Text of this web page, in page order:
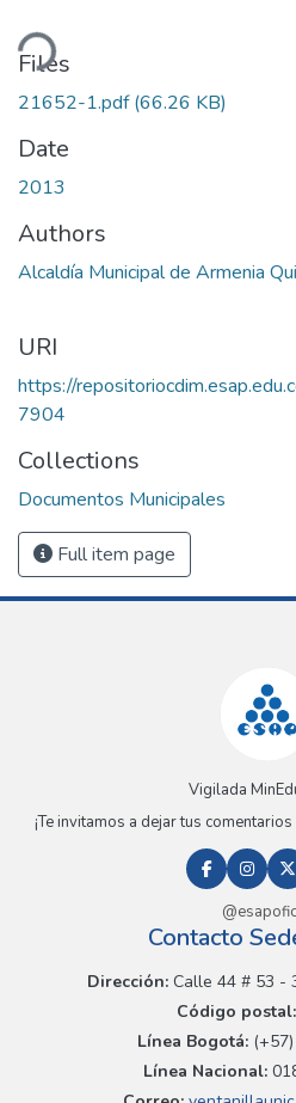
Files
21652-1.pdf(66.26 KB)
Date
2013
Authors
Alcaldía Municipal de Armenia
URI
https://
7904
Collections
Documentos Municipales
Full item page
Vigilada
¡Te invitamos a dejar tus
Contacto
Dirección:Calle 44 # 53 -
Código postal:
Línea Bogotá:(+57)
Línea Nacional: